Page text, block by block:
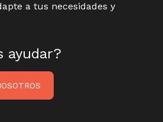
a tus necesidades y
ayudar?